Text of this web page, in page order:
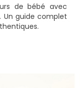
de bébé avec
Un guide complet